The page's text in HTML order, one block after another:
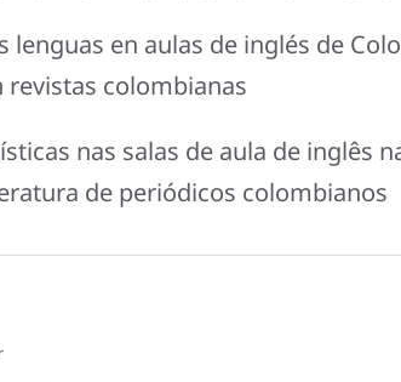
lenguas en aulas de inglés de
revistas colombianas
nas salas de aula de inglês
de periódicos colombianos